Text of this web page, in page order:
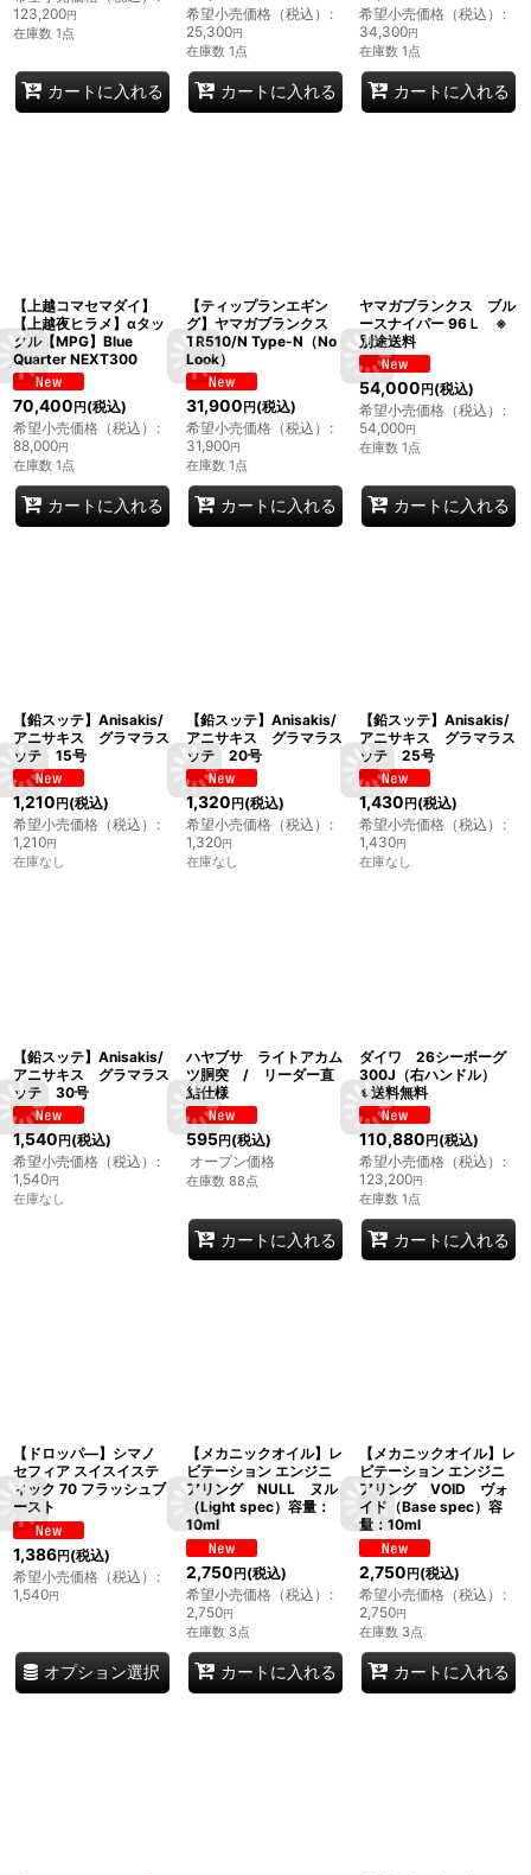
123,200円
在庫数 1点
カートに入れる
希望小売価格（税込） :
25,300円
在庫数 1点
カートに入れる
希望小売価格（税込） :
34,300円
在庫数 1点
カートに入れる
【上越コマセマダイ】
【上越夜ヒラメ】αタッ
クル【MPG】Blue
Quarter NEXT300
70,400 円 (税込)
希望小売価格（税込） :
88,000円
在庫数 1点
カートに入れる
【ティップランエギン
グ】ヤマガブランクス
TR510/N Type-N（No
Look）
31,900 円(税込)
希望小売価格（税込） :
31,900円
在庫数 1点
カートに入れる
ヤマガブランクス ブル
ースナイパー 96Ｌ ※
別途送料
54,000 円(税込)
希望小売価格（税込） :
54,000円
在庫数 1点
カートに入れる
【鉛スッテ】Anisakis/
アニサキス グラマラス
ッテ 15号
1,210 円 (税込)
希望小売価格（税込） :
1,210円
在庫なし
【鉛スッテ】Anisakis/
アニサキス グラマラス
ッテ 20号
1,320 円(税込)
希望小売価格（税込） :
1,320円
在庫なし
【鉛スッテ】Anisakis/
アニサキス グラマラス
ッテ 25号
1,430 円(税込)
希望小売価格（税込） :
1,430円
在庫なし
【鉛スッテ】Anisakis/
アニサキス グラマラス
ッテ 30号
1,540 円 (税込)
希望小売価格（税込） :
1,540円
在庫なし
ハヤブサ ライトアカム
ツ胴突 / リーダー直
結仕様
595円(税込)
オープン価格
在庫数 88点
カートに入れる
ダイワ 26シーボーグ
300J（右ハンドル）
※送料無料
110,880 円(税込)
希望小売価格（税込） :
123,200円
在庫数 1点
カートに入れる
【ドロッパ―】シマノ
セフィア スイスイステ
ィック 70 フラッシュブ
ースト
1,386円 (税込)
希望小売価格（税込） :
1,540円
オプション選択
【メカニックオイル】レ
ビテーション エンジニ
アリング NULL ヌル
（Light spec）容量：
10ml
2,750 円(税込)
希望小売価格（税込） :
2,750円
在庫数 3点
カートに入れる
【メカニックオイル】レ
ビテーション エンジニ
アリング VOID ヴォ
イド（Base spec）容
量：10ml
2,750 円(税込)
希望小売価格（税込） :
2,750円
在庫数 3点
カートに入れる